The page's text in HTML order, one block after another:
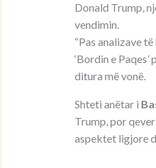
Donald Trump,
vendimin.
“Pas analizave
‘Bordin e
ditura më vonë.
Shteti anëtar i
Trump, por
aspektet ligjore